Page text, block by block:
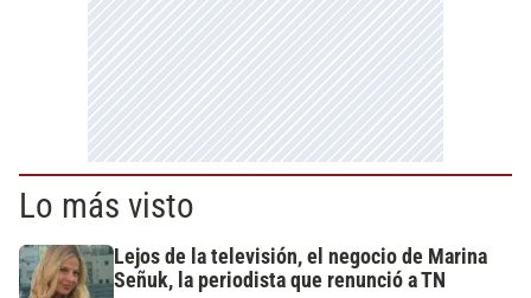
Lo más visto
Lejos de la televisión, el negocio de Marina
Señuk, la periodista que renunció a TN